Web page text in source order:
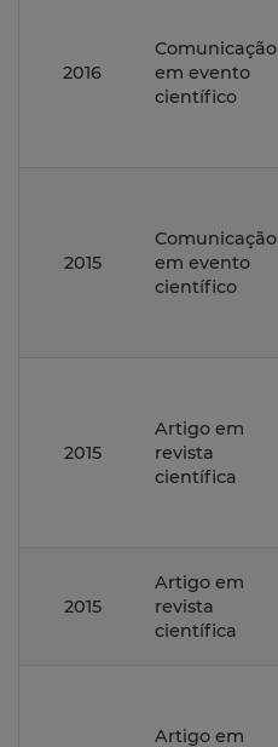
2016
Comunicação
em evento
científico
2015
Comunicação
em evento
científico
2015
Artigo em
revista
científica
2015
Artigo em
revista
científica
Artigo em